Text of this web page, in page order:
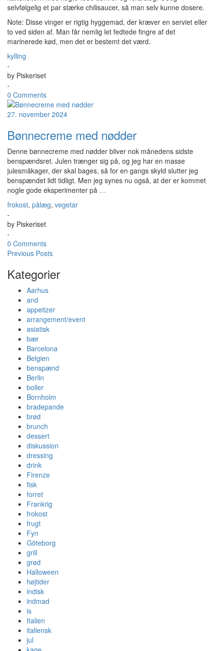
selvfølgelig et par stærke chilisaucer, så man selv kunne dosere.
Note: Disse vinger er rigtig hyggemad, der kræver en serviet eller
to ved siden af. Man får nemlig let fedtede fingre af det
marinerede kød, men det er bestemt det værd.
kylling
-
by Piskeriset
-
0 Comments
27. november 2024
Bønnecreme med nødder
Denne bønnecreme med nødder bliver nok månedens sidste
benspændsret. Julen trænger sig på, og jeg har en masse
julesmåkager, der skal bages, så for en gangs skyld slutter jeg
benspændet lidt tidligt. Men jeg synes nu også, at der er kommet
nogle gode eksperimenter på …
frokost, pålæg, vegetar
-
by Piskeriset
-
0 Comments
Previous Posts
Kategorier
Aarhus
and
appetizer
arrangement/event
asiatisk
bær
Barcelona
Belgien
benspænd
Berlin
boller
Bornholm
bradepande
brød
brunch
dessert
diskussion
dressing
drink
Firenze
fisk
forret
Frankrig
frokost
frugt
Fyn
Göteborg
grill
grød
Halloween
højtider
indisk
indmad
is
Italien
italiensk
jul